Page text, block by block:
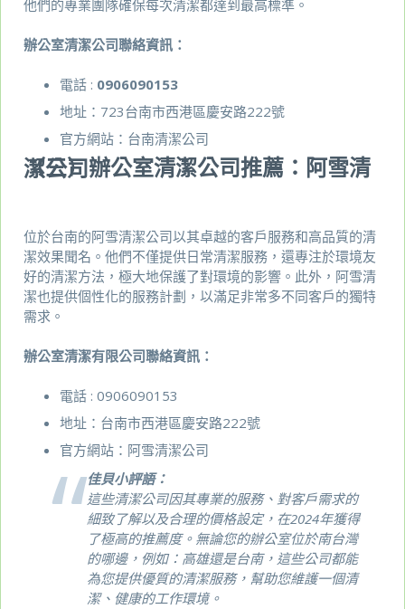
他們的專業團隊確保每次清潔都達到最高標準。
辦公室清潔公司聯絡資訊：
電話 : 0906090153
地址：723台南市西港區慶安路222號
官方網站： 台南清潔公司
（三）辦公室清潔公司推薦：阿雪清潔公司
位於台南的阿雪清潔公司以其卓越的客戶服務和高品質的清
潔效果聞名。他們不僅提供日常清潔服務，還專注於環境友
好的清潔方法，極大地保護了對環境的影響。此外，阿雪清
潔也提供個性化的服務計劃，以滿足非常多不同客戶的獨特
需求。
辦公室清潔有限公司聯絡資訊：
電話 : 0906090153
地址：台南市西港區慶安路222號
官方網站： 阿雪清潔公司
佳貝小評語：
這些清潔公司因其專業的服務、對客戶需求的
細致了解以及合理的價格設定，在2024年獲得
了極高的推薦度。無論您的辦公室位於南台灣
的哪邊，例如：高雄還是台南，這些公司都能
為您提供優質的清潔服務，幫助您維護一個清
潔、健康的工作環境。